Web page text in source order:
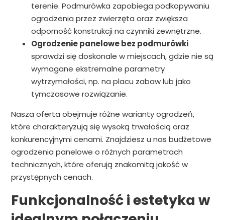
terenie. Podmurówka zapobiega podkopywaniu
ogrodzenia przez zwierzęta oraz zwiększa
odporność konstrukcji na czynniki zewnętrzne.
Ogrodzenie panelowe bez podmurówki
sprawdzi się doskonale w miejscach, gdzie nie są
wymagane ekstremalne parametry
wytrzymałości, np. na placu zabaw lub jako
tymczasowe rozwiązanie.
Nasza oferta obejmuje różne warianty ogrodzeń,
które charakteryzują się wysoką trwałością oraz
konkurencyjnymi cenami. Znajdziesz u nas budżetowe
ogrodzenia panelowe o różnych parametrach
technicznych, które oferują znakomitą jakość w
przystępnych cenach.
Funkcjonalność i estetyka w